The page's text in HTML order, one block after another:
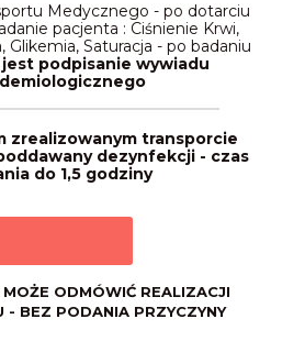
Medycznego - po dotarciu
pacjenta : Ciśnienie Krwi,
Glikemia, Saturacja - po badaniu
podpisanie wywiadu
zrealizowanym transporcie
dezynfekcji - czas
do 1,5 godziny
ODMÓWIĆ REALIZACJI
- BEZ PODANIA PRZYCZYNY